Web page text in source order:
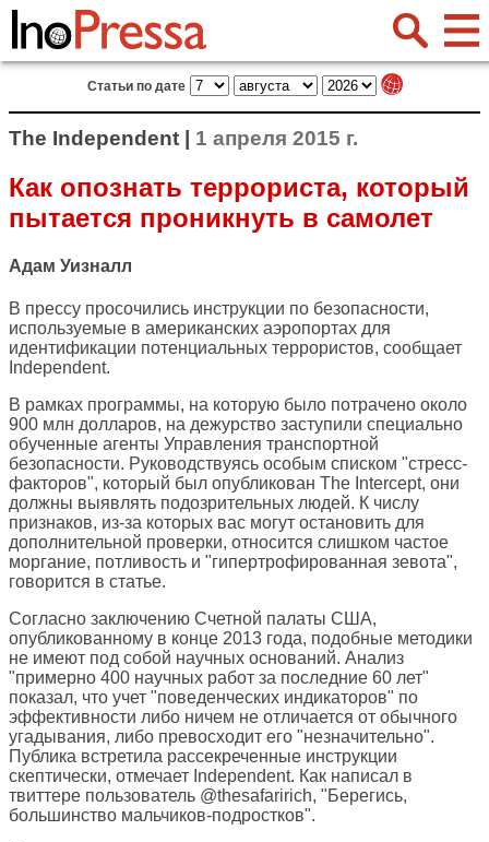
Статьи по дате
The Independent | 1 апреля 2015 г.
Как опознать террориста, который
пытается проникнуть в самолет
Адам Уизналл
В прессу просочились инструкции по безопасности,
используемые в американских аэропортах для
идентификации потенциальных террористов, сообщает
Independent.
В рамках программы, на которую было потрачено около
900 млн долларов, на дежурство заступили специально
обученные агенты Управления транспортной
безопасности. Руководствуясь особым списком "стресс-
факторов", который был опубликован The Intercept, они
должны выявлять подозрительных людей. К числу
признаков, из-за которых вас могут остановить для
дополнительной проверки, относится слишком частое
моргание, потливость и "гипертрофированная зевота",
говорится в статье.
Согласно заключению Счетной палаты США,
опубликованному в конце 2013 года, подобные методики
не имеют под собой научных оснований. Анализ
"примерно 400 научных работ за последние 60 лет"
показал, что учет "поведенческих индикаторов" по
эффективности либо ничем не отличается от обычного
угадывания, либо превосходит его "незначительно".
Публика встретила рассекреченные инструкции
скептически, отмечает Independent. Как написал в
твиттере пользователь @thesafaririch, "Берегись,
большинство мальчиков-подростков".